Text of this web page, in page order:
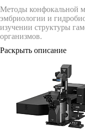
Методы конфокальной
эмбриологии и
изучении структуры
организмов.
Раскрыть описание